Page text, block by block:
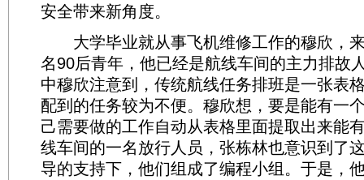
安全带来新角度。
大学毕业就从事飞机维修工作的穆欣，
名90后青年，他已经是航线车间的主力排故
中穆欣注意到，传统航线任务排班是一张表
配到的任务较为不便。穆欣想，要是能有一
己需要做的工作自动从表格里面提取出来能
线车间的一名放行人员，张栋林也意识到了
导的支持下，他们组成了编程小组。于是，